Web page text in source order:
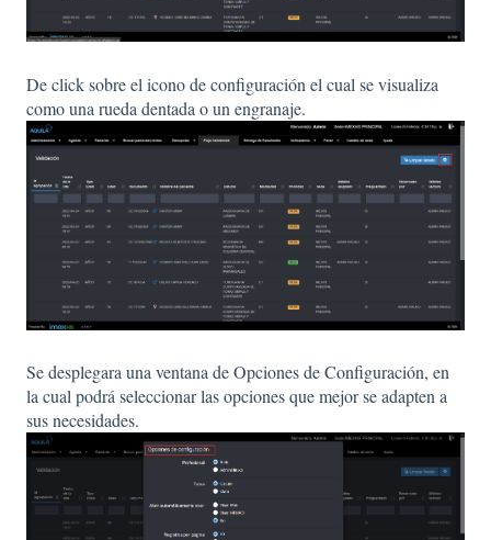
De click sobre el icono de configuración el cual se visualiza
como una rueda dentada o un engranaje.
Se desplegara una ventana de Opciones de Configuración, en
la cual podrá seleccionar las opciones que mejor se adapten a
sus necesidades.